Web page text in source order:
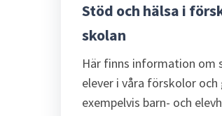
Stöd och hälsa i
skolan
Här finns information om
elever i våra förskolor
exempelvis barn- och